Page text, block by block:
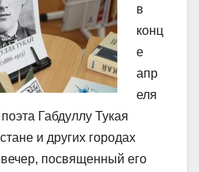
в
конц
е
апр
еля
Габдуллу Тукая
и других городах
посвященный его